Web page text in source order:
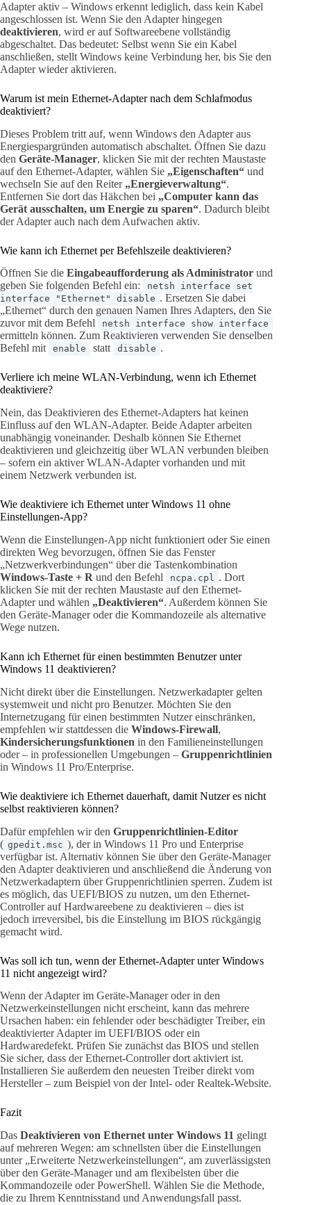
Adapter aktiv – Windows erkennt lediglich, dass kein Kabel
angeschlossen ist. Wenn Sie den Adapter hingegen
deaktivieren, wird er auf Softwareebene vollständig
abgeschaltet. Das bedeutet: Selbst wenn Sie ein Kabel
anschließen, stellt Windows keine Verbindung her, bis Sie den
Adapter wieder aktivieren.
Warum ist mein Ethernet-Adapter nach dem Schlafmodus
deaktiviert?
Dieses Problem tritt auf, wenn Windows den Adapter aus
Energiespargründen automatisch abschaltet. Öffnen Sie dazu
den Geräte-Manager, klicken Sie mit der rechten Maustaste
auf den Ethernet-Adapter, wählen Sie „Eigenschaften“ und
wechseln Sie auf den Reiter „Energieverwaltung“.
Entfernen Sie dort das Häkchen bei „Computer kann das
Gerät ausschalten, um Energie zu sparen“. Dadurch bleibt
der Adapter auch nach dem Aufwachen aktiv.
Wie kann ich Ethernet per Befehlszeile deaktivieren?
Öffnen Sie die Eingabeaufforderung als Administrator und
geben Sie folgenden Befehl ein:
netsh interface set
interface "Ethernet" disable . Ersetzen Sie dabei
„Ethernet“ durch den genauen Namen Ihres Adapters, den Sie
zuvor mit dem Befehl
netsh interface show interface
ermitteln können. Zum Reaktivieren verwenden Sie denselben
Befehl mit enable statt disable .
Verliere ich meine WLAN-Verbindung, wenn ich Ethernet
deaktiviere?
Nein, das Deaktivieren des Ethernet-Adapters hat keinen
Einfluss auf den WLAN-Adapter. Beide Adapter arbeiten
unabhängig voneinander. Deshalb können Sie Ethernet
deaktivieren und gleichzeitig über WLAN verbunden bleiben
– sofern ein aktiver WLAN-Adapter vorhanden und mit
einem Netzwerk verbunden ist.
Wie deaktiviere ich Ethernet unter Windows 11 ohne
Einstellungen-App?
Wenn die Einstellungen-App nicht funktioniert oder Sie einen
direkten Weg bevorzugen, öffnen Sie das Fenster
„Netzwerkverbindungen“ über die Tastenkombination
Windows-Taste + R und den Befehl ncpa.cpl . Dort
klicken Sie mit der rechten Maustaste auf den Ethernet-
Adapter und wählen „Deaktivieren“. Außerdem können Sie
den Geräte-Manager oder die Kommandozeile als alternative
Wege nutzen.
Kann ich Ethernet für einen bestimmten Benutzer unter
Windows 11 deaktivieren?
Nicht direkt über die Einstellungen. Netzwerkadapter gelten
systemweit und nicht pro Benutzer. Möchten Sie den
Internetzugang für einen bestimmten Nutzer einschränken,
empfehlen wir stattdessen die Windows-Firewall,
Kindersicherungsfunktionen in den Familieneinstellungen
oder – in professionellen Umgebungen – Gruppenrichtlinien
in Windows 11 Pro/Enterprise.
Wie deaktiviere ich Ethernet dauerhaft, damit Nutzer es nicht
selbst reaktivieren können?
Dafür empfehlen wir den Gruppenrichtlinien-Editor
( gpedit.msc ), der in Windows 11 Pro und Enterprise
verfügbar ist. Alternativ können Sie über den Geräte-Manager
den Adapter deaktivieren und anschließend die Änderung von
Netzwerkadaptern über Gruppenrichtlinien sperren. Zudem ist
es möglich, das UEFI/BIOS zu nutzen, um den Ethernet-
Controller auf Hardwareebene zu deaktivieren – dies ist
jedoch irreversibel, bis die Einstellung im BIOS rückgängig
gemacht wird.
Was soll ich tun, wenn der Ethernet-Adapter unter Windows
11 nicht angezeigt wird?
Wenn der Adapter im Geräte-Manager oder in den
Netzwerkeinstellungen nicht erscheint, kann das mehrere
Ursachen haben: ein fehlender oder beschädigter Treiber, ein
deaktivierter Adapter im UEFI/BIOS oder ein
Hardwaredefekt. Prüfen Sie zunächst das BIOS und stellen
Sie sicher, dass der Ethernet-Controller dort aktiviert ist.
Installieren Sie außerdem den neuesten Treiber direkt vom
Hersteller – zum Beispiel von der Intel- oder Realtek-Website.
Fazit
Das Deaktivieren von Ethernet unter Windows 11 gelingt
auf mehreren Wegen: am schnellsten über die Einstellungen
unter „Erweiterte Netzwerkeinstellungen“, am zuverlässigsten
über den Geräte-Manager und am flexibelsten über die
Kommandozeile oder PowerShell. Wählen Sie die Methode,
die zu Ihrem Kenntnisstand und Anwendungsfall passt.